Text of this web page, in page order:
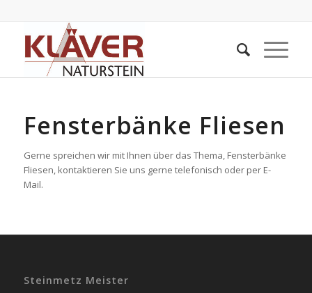
Fensterbänke Fliesen
Gerne spreichen wir mit Ihnen über das Thema, Fensterbänke
Fliesen, kontaktieren Sie uns gerne telefonisch oder per E-
Mail.
Steinmetz Meister